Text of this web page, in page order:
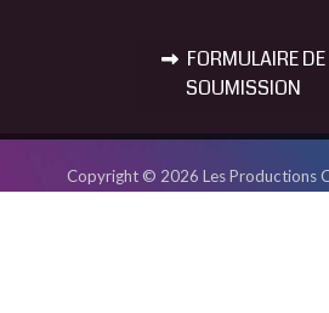
FORMULAIRE DE
SOUMISSION
Copyright © 2026 Les Productions